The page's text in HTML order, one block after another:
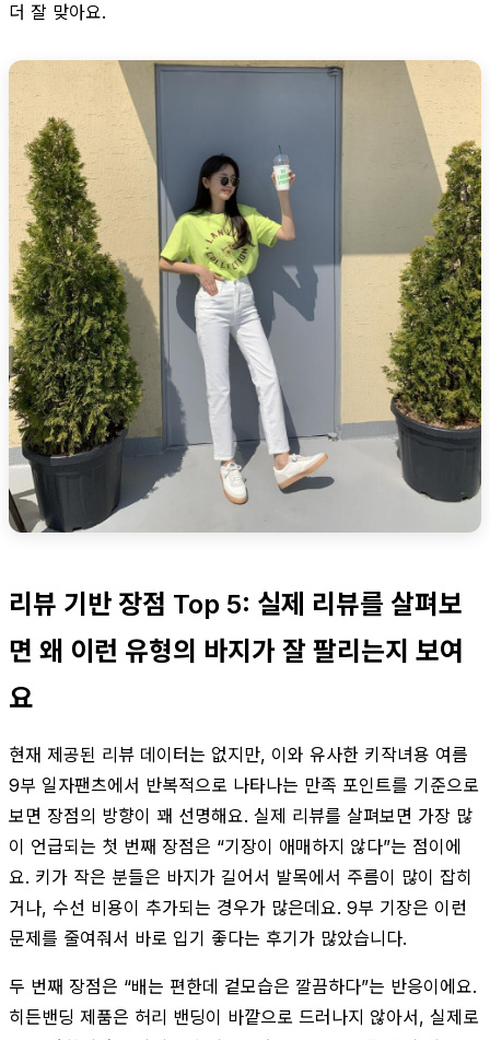
더 잘 맞아요.
리뷰 기반 장점 Top 5: 실제 리뷰를 살펴보
면 왜 이런 유형의 바지가 잘 팔리는지 보여
요
현재 제공된 리뷰 데이터는 없지만, 이와 유사한 키작녀용 여름
9부 일자팬츠에서 반복적으로 나타나는 만족 포인트를 기준으로
보면 장점의 방향이 꽤 선명해요. 실제 리뷰를 살펴보면 가장 많
이 언급되는 첫 번째 장점은 “기장이 애매하지 않다”는 점이에
요. 키가 작은 분들은 바지가 길어서 발목에서 주름이 많이 잡히
거나, 수선 비용이 추가되는 경우가 많은데요. 9부 기장은 이런
문제를 줄여줘서 바로 입기 좋다는 후기가 많았습니다.
두 번째 장점은 “배는 편한데 겉모습은 깔끔하다”는 반응이에요.
히든밴딩 제품은 허리 밴딩이 바깥으로 드러나지 않아서, 실제로